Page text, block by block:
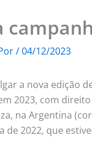
/04/12/2023
a nova edição
2023, com
na Argentina
de 2022, que